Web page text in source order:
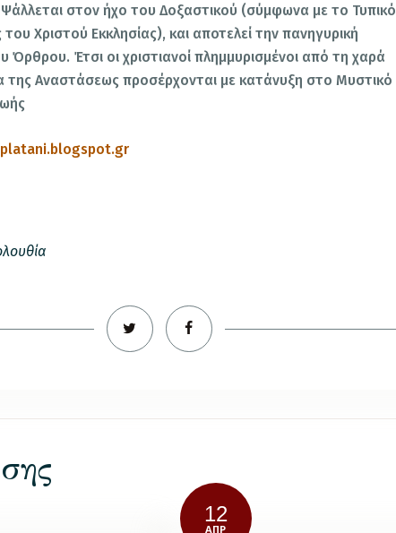
Ψάλλεται στον ήχο του Δοξαστικού (σύμφωνα με το Τυπικό
Χριστού Εκκλησίας), και αποτελεί την πανηγυρική
Όρθρου. Έτσι οι χριστιανοί πλημμυρισμένοι από τη χαρά
της Αναστάσεως προσέρχονται με κατάνυξη στο Μυστικό
12
ΑΠΡ